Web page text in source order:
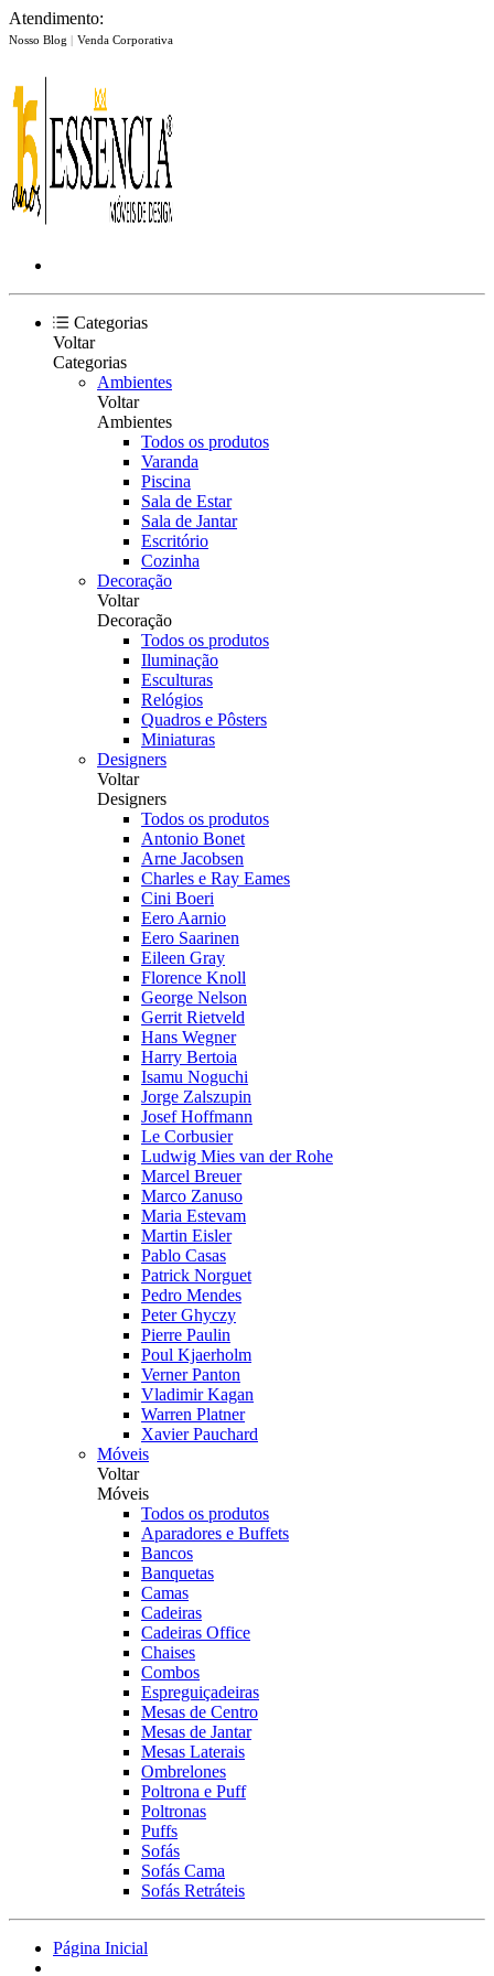
Atendimento:
Nosso Blog | Venda Corporativa
Categorias
Voltar
Categorias
Ambientes
Voltar
Ambientes
Todos os produtos
Varanda
Piscina
Sala de Estar
Sala de Jantar
Escritório
Cozinha
Decoração
Voltar
Decoração
Todos os produtos
Iluminação
Esculturas
Relógios
Quadros e Pôsters
Miniaturas
Designers
Voltar
Designers
Todos os produtos
Antonio Bonet
Arne Jacobsen
Charles e Ray Eames
Cini Boeri
Eero Aarnio
Eero Saarinen
Eileen Gray
Florence Knoll
George Nelson
Gerrit Rietveld
Hans Wegner
Harry Bertoia
Isamu Noguchi
Jorge Zalszupin
Josef Hoffmann
Le Corbusier
Ludwig Mies van der Rohe
Marcel Breuer
Marco Zanuso
Maria Estevam
Martin Eisler
Pablo Casas
Patrick Norguet
Pedro Mendes
Peter Ghyczy
Pierre Paulin
Poul Kjaerholm
Verner Panton
Vladimir Kagan
Warren Platner
Xavier Pauchard
Móveis
Voltar
Móveis
Todos os produtos
Aparadores e Buffets
Bancos
Banquetas
Camas
Cadeiras
Cadeiras Office
Chaises
Combos
Espreguiçadeiras
Mesas de Centro
Mesas de Jantar
Mesas Laterais
Ombrelones
Poltrona e Puff
Poltronas
Puffs
Sofás
Sofás Cama
Sofás Retráteis
Página Inicial